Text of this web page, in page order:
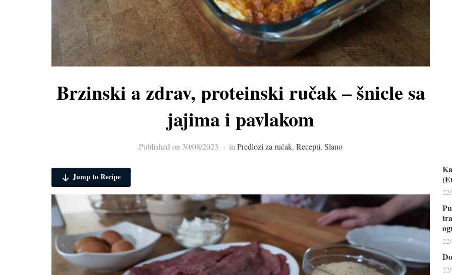
Brzinski a zdrav, proteinski ručak – šnicle sa
jajima i pavlakom
Published on 30/08/2023 in Predlozi za ručak, Recepti, Slano
Jump to Recipe